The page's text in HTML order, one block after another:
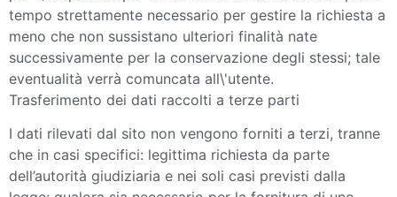
tempo strettamente necessario per gestire la richiesta a
meno che non sussistano ulteriori finalità nate
successivamente per la conservazione degli stessi; tale
eventualità verrà comuncata all\'utente.
Trasferimento dei dati raccolti a terze parti
I dati rilevati dal sito non vengono forniti a terzi, tranne
che in casi specifici: legittima richiesta da parte
dell’autorità giudiziaria e nei soli casi previsti dalla